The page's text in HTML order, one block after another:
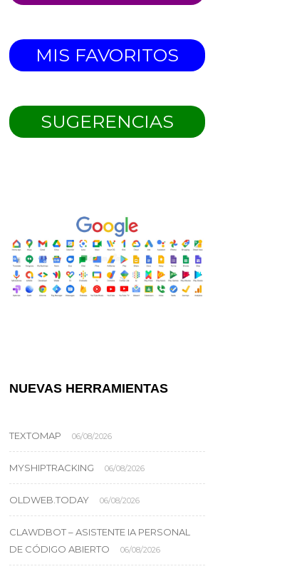
MIS FAVORITOS
SUGERENCIAS
NUEVAS HERRAMIENTAS
TEXTOMAP 06/08/2026
MYSHIPTRACKING 06/08/2026
OLDWEB.TODAY 06/08/2026
CLAWDBOT – ASISTENTE IA PERSONAL
DE CÓDIGO ABIERTO
06/08/2026